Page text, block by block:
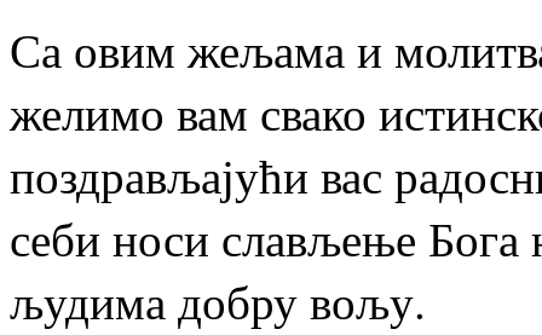
Са овим жељама и
желимо вам свако
поздрављајући вас
себи носи слављење
људима добру вољу.